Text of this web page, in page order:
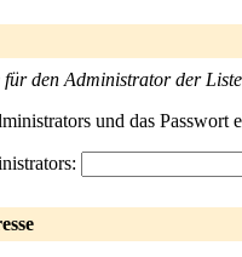
den Administrator der
und das